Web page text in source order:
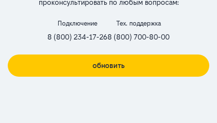
проконсультировать по любым вопросам:
Подключение
8 (800) 234-17-26
Тех. поддержка
8 (800) 700-80-00
обновить